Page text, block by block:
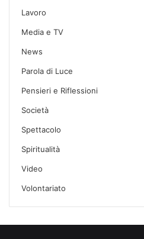
Lavoro
Media e TV
News
Parola di Luce
Pensieri e Riflessioni
Società
Spettacolo
Spiritualità
Video
Volontariato